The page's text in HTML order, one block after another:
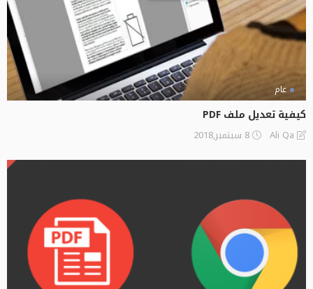
عام
كيفية تعديل ملف PDF
Ali Qa 8 سبتمبر,2018